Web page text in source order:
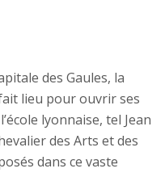
des Gaules, la
lieu pour ouvrir ses
lyonnaise, tel Jean
des Arts et des
dans ce vaste